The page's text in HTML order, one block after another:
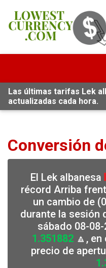
Las últimas tarifas Lek
actualizadas cada hora.
Conversión
El Lek albanesa
récord Arriba
un cambio de
durante la sesión
sábado 08-
1.351882 🔼,
precio de